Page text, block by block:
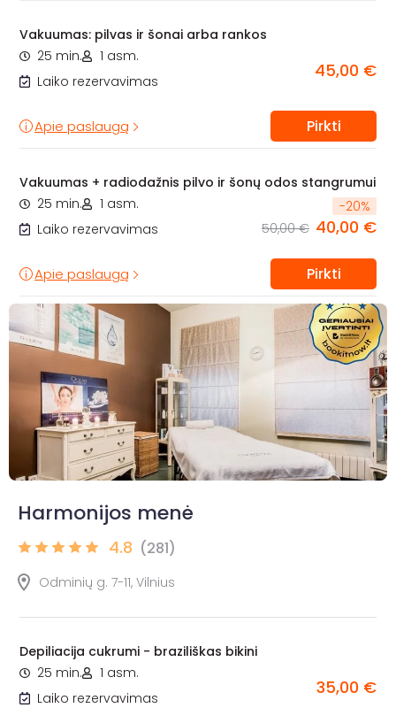
Vakuumas: pilvas ir šonai arba rankos
25 min.
1 asm.
Laiko rezervavimas
45,00 €
Apie paslaugą Pirkti
Vakuumas + radiodažnis pilvo ir šonų odos stangrumui
25 min.
1 asm.
Laiko rezervavimas
-20%
50,00 € 40,00 €
Apie paslaugą Pirkti
Harmonijos menė
4.8 (281)
Odminių g. 7-11, Vilnius
Depiliacija cukrumi - braziliškas bikini
25 min.
1 asm.
Laiko rezervavimas
35,00 €